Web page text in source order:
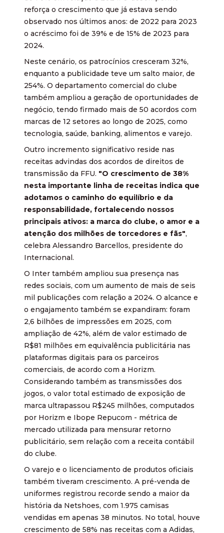
reforça o crescimento que já estava sendo
observado nos últimos anos: de 2022 para 2023
o acréscimo foi de 39% e de 15% de 2023 para
2024.
Neste cenário, os patrocínios cresceram 32%,
enquanto a publicidade teve um salto maior, de
254%. O departamento comercial do clube
também ampliou a geração de oportunidades de
negócio, tendo firmado mais de 50 acordos com
marcas de 12 setores ao longo de 2025, como
tecnologia, saúde, banking, alimentos e varejo.
Outro incremento significativo reside nas
receitas advindas dos acordos de direitos de
transmissão da FFU. "O crescimento de 38%
nesta importante linha de receitas indica que
adotamos o caminho do equilíbrio e da
responsabilidade, fortalecendo nossos
principais ativos: a marca do clube, o amor e a
atenção dos milhões de torcedores e fãs",
celebra Alessandro Barcellos, presidente do
Internacional.
O Inter também ampliou sua presença nas
redes sociais, com um aumento de mais de seis
mil publicações com relação a 2024. O alcance e
o engajamento também se expandiram: foram
2,6 bilhões de impressões em 2025, com
ampliação de 42%, além de valor estimado de
R$81 milhões em equivalência publicitária nas
plataformas digitais para os parceiros
comerciais, de acordo com a Horizm.
Considerando também as transmissões dos
jogos, o valor total estimado de exposição de
marca ultrapassou R$245 milhões, computados
por Horizm e Ibope Repucom - métrica de
mercado utilizada para mensurar retorno
publicitário, sem relação com a receita contábil
do clube.
O varejo e o licenciamento de produtos oficiais
também tiveram crescimento. A pré-venda de
uniformes registrou recorde sendo a maior da
história da Netshoes, com 1.975 camisas
vendidas em apenas 38 minutos. No total, houve
crescimento de 58% nas receitas com a Adidas,